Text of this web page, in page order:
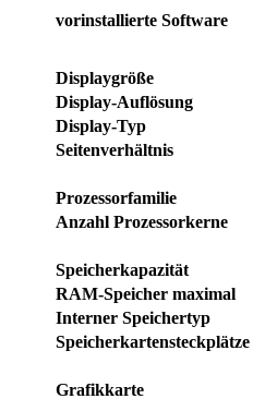
vorinstallierte Software
Displaygröße
Display-Auflösung
Display-Typ
Seitenverhältnis
Prozessorfamilie
Anzahl Prozessorkerne
Speicherkapazität
RAM-Speicher maximal
Interner Speichertyp
Speicherkartensteckplätze
Grafikkarte